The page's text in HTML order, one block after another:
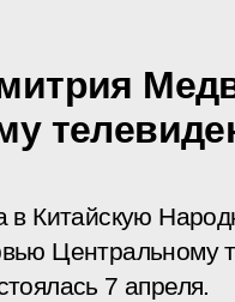
в Китайскую
Центральному
7 апреля.